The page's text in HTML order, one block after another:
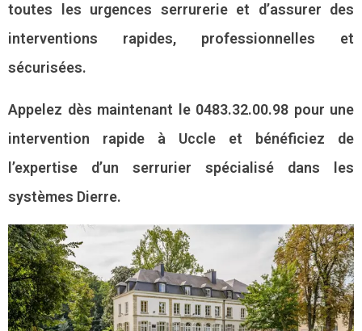
toutes les urgences serrurerie et d’assurer des
interventions rapides, professionnelles et
sécurisées.
Appelez dès maintenant le 0483.32.00.98 pour une
intervention rapide à Uccle et bénéficiez de
l’expertise d’un serrurier spécialisé dans les
systèmes Dierre.